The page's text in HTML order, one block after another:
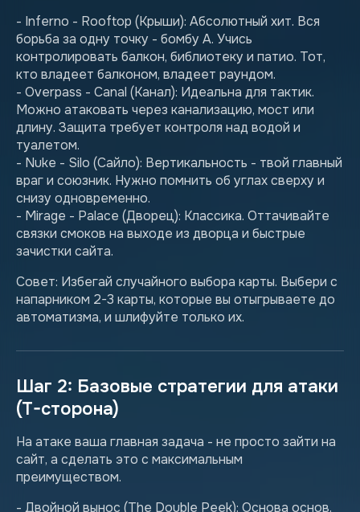
- Inferno - Rooftop (Крыши): Абсолютный хит. Вся
борьба за одну точку - бомбу А. Учись
контролировать балкон, библиотеку и патио. Тот,
кто владеет балконом, владеет раундом.
- Overpass - Canal (Канал): Идеальна для тактик.
Можно атаковать через канализацию, мост или
длину. Защита требует контроля над водой и
туалетом.
- Nuke - Silo (Сайло): Вертикальность - твой главный
враг и союзник. Нужно помнить об углах сверху и
снизу одновременно.
- Mirage - Palace (Дворец): Классика. Оттачивайте
связки смоков на выходе из дворца и быстрые
зачистки сайта.
Совет: Избегай случайного выбора карты. Выбери с
напарником 2-3 карты, которые вы отыгрываете до
автоматизма, и шлифуйте только их.
Шаг 2: Базовые стратегии для атаки
(T-сторона)
На атаке ваша главная задача - не просто зайти на
сайт, а сделать это с максимальным
преимуществом.
- Двойной вынос (The Double Peek): Основа основ.